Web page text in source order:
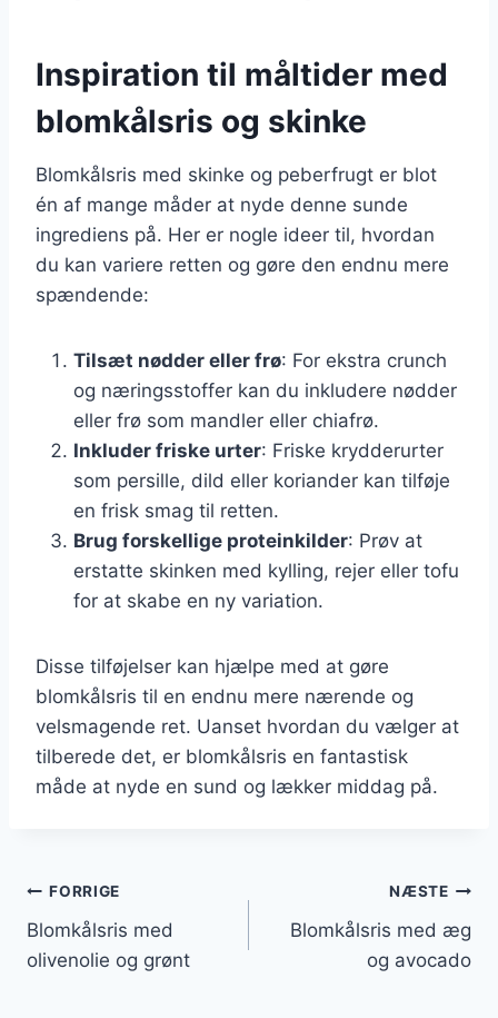
Inspiration til måltider med
blomkålsris og skinke
Blomkålsris med skinke og peberfrugt er blot
én af mange måder at nyde denne sunde
ingrediens på. Her er nogle ideer til, hvordan
du kan variere retten og gøre den endnu mere
spændende:
Tilsæt nødder eller frø: For ekstra crunch
og næringsstoffer kan du inkludere nødder
eller frø som mandler eller chiafrø.
Inkluder friske urter: Friske krydderurter
som persille, dild eller koriander kan tilføje
en frisk smag til retten.
Brug forskellige proteinkilder: Prøv at
erstatte skinken med kylling, rejer eller tofu
for at skabe en ny variation.
Disse tilføjelser kan hjælpe med at gøre
blomkålsris til en endnu mere nærende og
velsmagende ret. Uanset hvordan du vælger at
tilberede det, er blomkålsris en fantastisk
måde at nyde en sund og lækker middag på.
Indlægsnavigation
FORRIGE
Blomkålsris med
olivenolie og grønt
NÆSTE
Blomkålsris med æg
og avocado